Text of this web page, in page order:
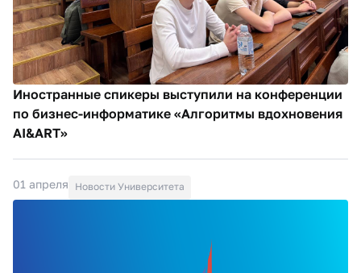
Иностранные спикеры выступили на конференции
по бизнес-информатике «Алгоритмы вдохновения
AI&ART»
01 апреля Новости Университета